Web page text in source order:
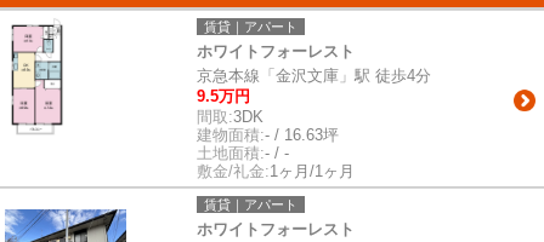
賃貸｜アパート
ホワイトフォーレスト
京急本線「金沢文庫」駅 徒歩4分
9.5万円
間取:3DK
建物面積:- / 16.63坪
土地面積:- / -
敷金/礼金:1ヶ月/1ヶ月
賃貸｜アパート
ホワイトフォーレスト